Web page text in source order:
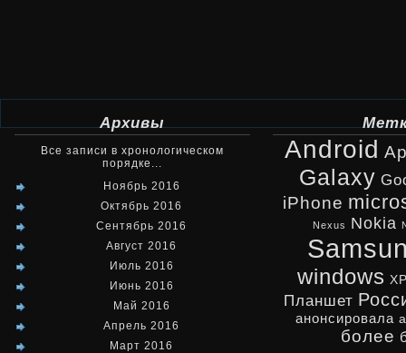
Архивы
Все записи в хронологическом
порядке...
Ноябрь 2016
Октябрь 2016
Сентябрь 2016
Август 2016
Июль 2016
Июнь 2016
Май 2016
Апрель 2016
Март 2016
Android
Galaxy
iPhone
Nexus Nokia
windows
Планшет
анонсировала
более